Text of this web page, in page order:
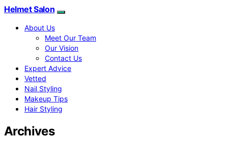
Helmet Salon
About Us
Meet Our Team
Our Vision
Contact Us
Expert Advice
Vetted
Nail Styling
Makeup Tips
Hair Styling
Archives